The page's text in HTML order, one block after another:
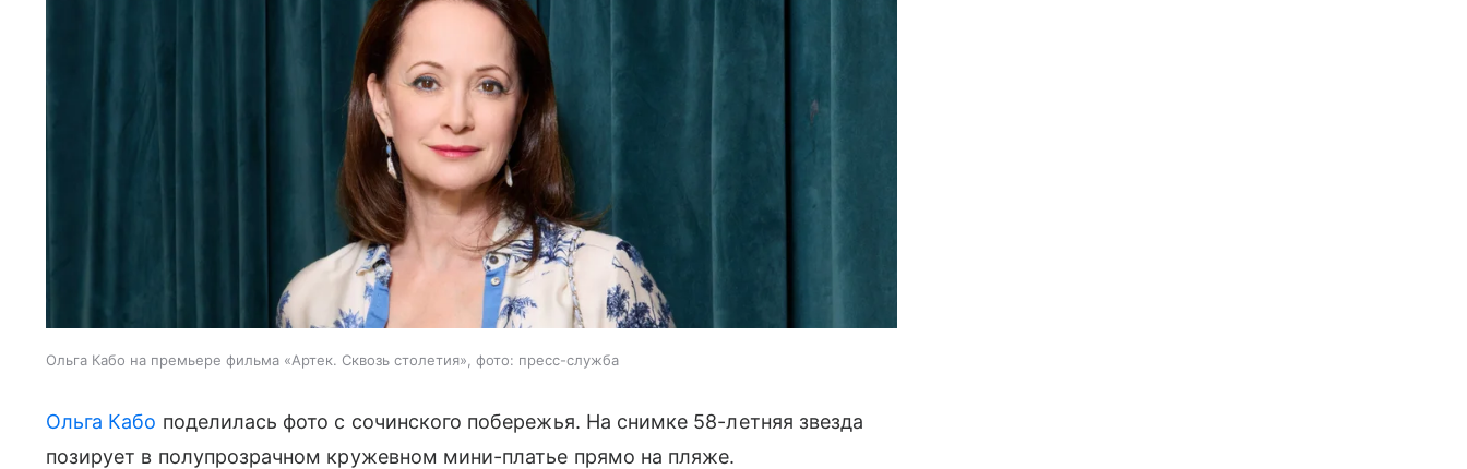
Ольга Кабо на премьере фильма «Артек. Сквозь столетия», фото: пресс-служба
Ольга Кабо поделилась фото с сочинского побережья. На снимке 58-летняя звезда
позирует в полупрозрачном кружевном мини-платье прямо на пляже.